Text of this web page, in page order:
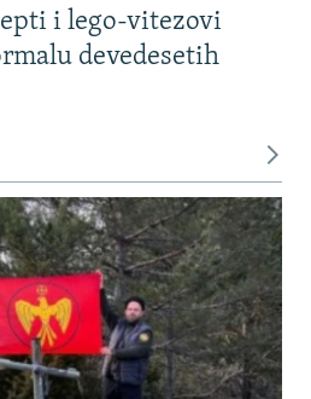
i lego-vitezovi
devedesetih